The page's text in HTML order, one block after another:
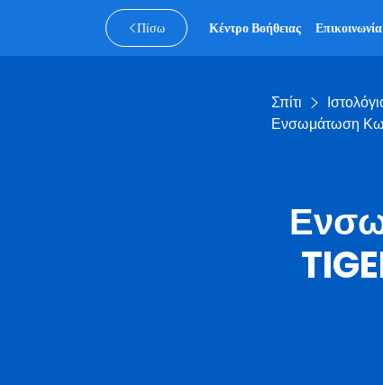
Πίσω Κέντρο Βοήθειας Επικοινωνία
Σπίτι
Ενσωμάτωση